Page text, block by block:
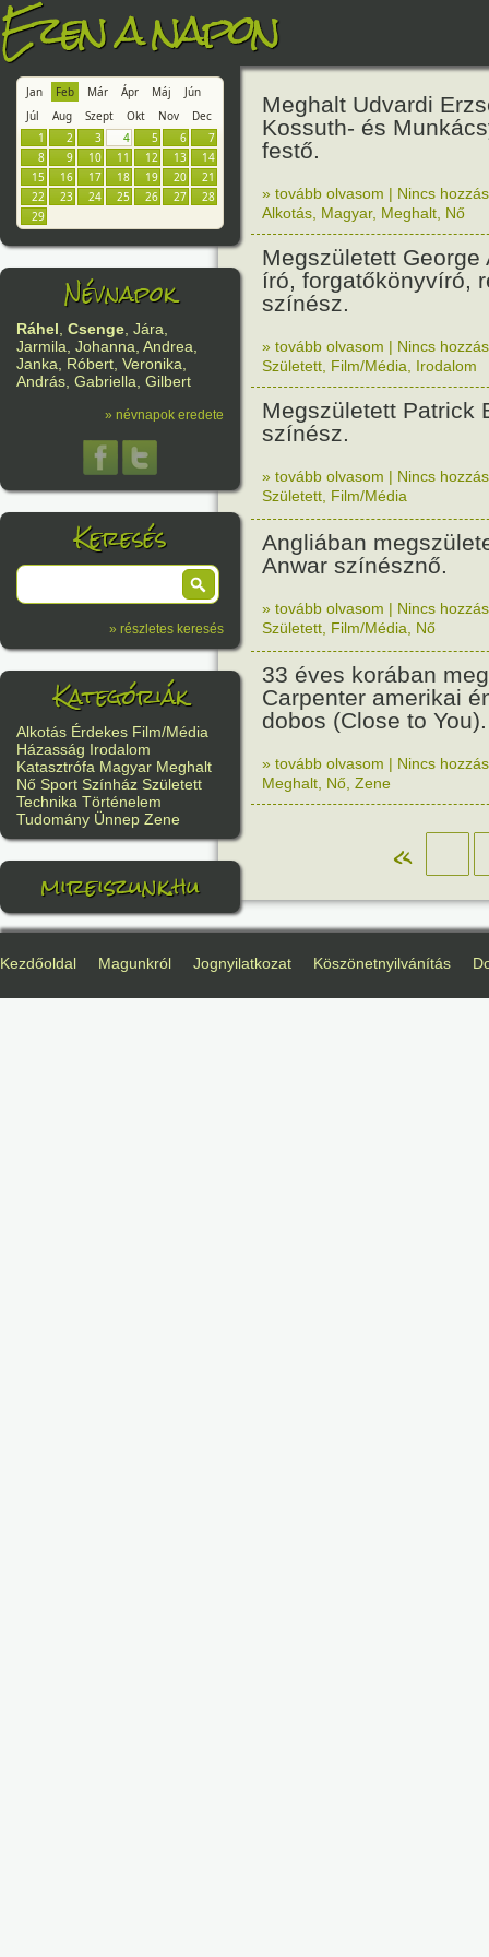
Ezen a napon
Jan Feb Már Ápr Máj
Jún
Júl
Aug Szept Okt Nov
Dec
1
2 3 4 5 6
7
8
9 10 11 12 13
14
15
16 17 18 19 20
21
22
23 24 25 26 27
28
29
Névnapok
Ráhel, Csenge, Jára,
Jarmila, Johanna, Andrea,
Janka, Róbert, Veronika,
András, Gabriella, Gilbert
» névnapok eredete
Keresés
» részletes keresés
Kategóriák
Alkotás Érdekes Film/Média
Házasság Irodalom
Katasztrófa Magyar Meghalt
Nő Sport Színház Született
Technika Történelem
Tudomány Ünnep Zene
mireiszunk.hu
Meghalt Udvardi
Kossuth- és
festő.
» tovább olvasom | Nincs
Alkotás Magyar, Meghalt Nő
Megszületett George
író, forgatőkönyvíró,
színész.
» tovább olvasom | Nincs
Született Film/Média Irodalom
Megszületett Patrick
színész.
» tovább olvasom | Nincs
Született Film/Média
Angliában
Anwar színésznő.
» tovább olvasom | Nincs
Született Film/Média Nő
33 éves korában
Carpenter amerikai
dobos (Close to You).
» tovább olvasom | Nincs
Meghalt Nő Zene
«
Kezdőoldal Magunkról Jognyilatkozat Köszönetnyilvánítás